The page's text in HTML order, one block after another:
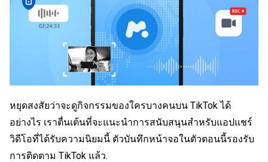
หยุดสงสัยว่าจะดูกิจกรรมของใครบางคนบน TikTok ได้
อย่างไร เราตื่นเต้นที่จะแนะนำการสนับสนุนสำหรับแอปแชร์
วิดีโอที่ได้รับความนิยมนี้ ตัวบันทึกหน้าจอในตัวตอนนี้รองรับ
การติดตาม TikTok แล้ว.